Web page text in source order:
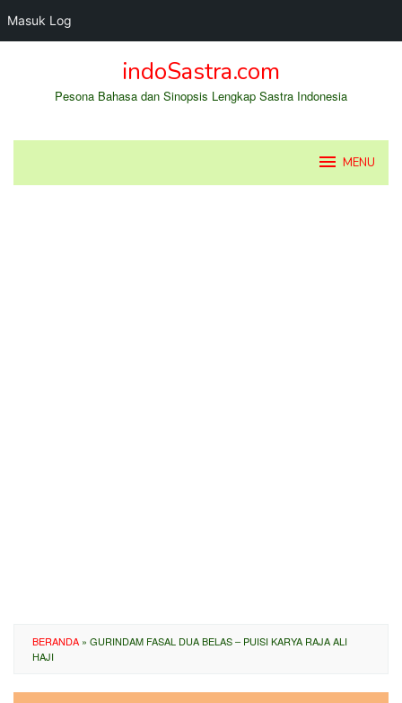
Masuk Log
indoSastra.com
Pesona Bahasa dan Sinopsis Lengkap Sastra Indonesia
MENU
BERANDA » GURINDAM FASAL DUA BELAS – PUISI KARYA RAJA ALI
HAJI